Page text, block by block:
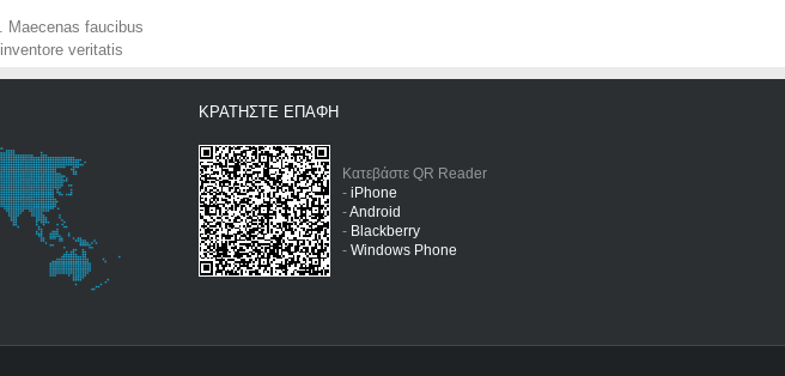
Maecenas faucibus
veritatis
ΚΡΑΤΗΣΤΕ ΕΠΑΦΗ
Κατεβάστε QR Reader
-iPhone
-Android
- Blackberry
-Windows Phone